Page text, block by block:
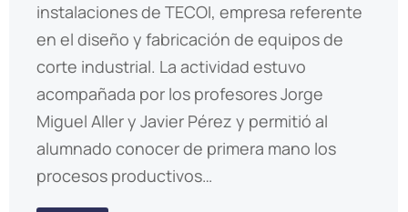
instalaciones de TECOI, empresa referente
en el diseño y fabricación de equipos de
corte industrial. La actividad estuvo
acompañada por los profesores Jorge
Miguel Aller y Javier Pérez y permitió al
alumnado conocer de primera mano los
procesos productivos…